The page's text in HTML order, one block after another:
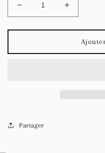
Réduire
la
quantité
Ophelia
Augmenter
la
quantité
Ophelia
Partager